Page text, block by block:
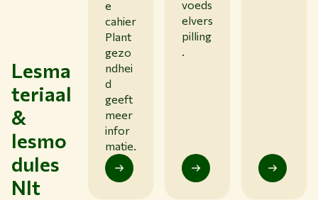
Lesma
teriaal
&
lesmo
dules
Nlt
e
cahier
Plant
gezo
ndhei
d
geeft
meer
infor
matie.
voeds
elvers
pilling